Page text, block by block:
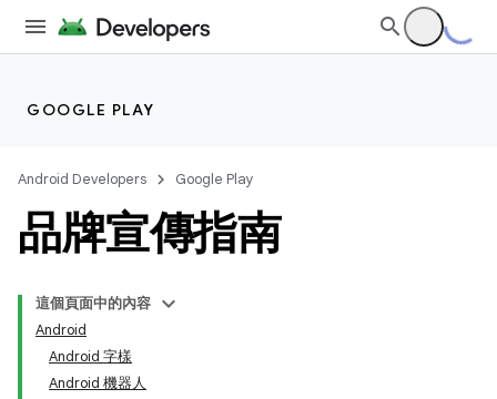
GOOGLE PLAY
Android Developers Google Play
品牌宣傳指南
這個頁面中的內容
Android
Android 字樣
Android 機器人